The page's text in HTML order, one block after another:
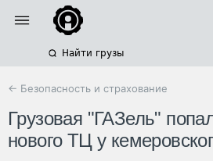
Найти грузы
← Безопасность и страхование
Грузовая "ГАЗель"
нового ТЦ у